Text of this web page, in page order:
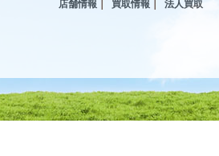
店舗情報 買取情報 法人買取